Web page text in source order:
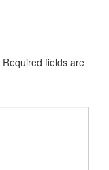
Required fields are